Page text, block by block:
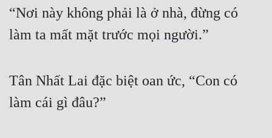
“Nơi này không phải là ở nhà, đừng có
làm ta mất mặt trước mọi người.”
Tân Nhất Lai đặc biệt oan ức, “Con có
làm cái gì đâu?”